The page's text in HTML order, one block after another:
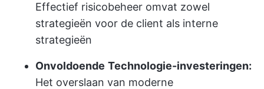
Effectief risicobeheer omvat zowel
strategieën voor de client als interne
strategieën
Onvoldoende Technologie-investeringen:
Het overslaan van moderne